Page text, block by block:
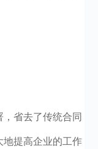
省去了传统合同
地提高企业的工作